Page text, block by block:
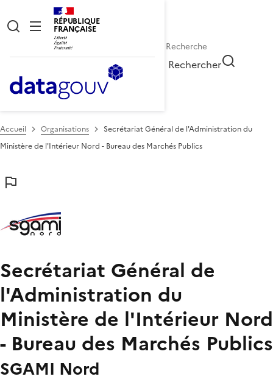
RÉPUBLIQUE
FRANÇAISE
Rechercher
Accueil Organisations
Secrétariat Général de l'Administration du
Ministère de l'Intérieur Nord - Bureau des Marchés Publics
Secrétariat Général de
l'Administration du
Ministère de l'Intérieur Nord
- Bureau des Marchés Publics
SGAMI Nord